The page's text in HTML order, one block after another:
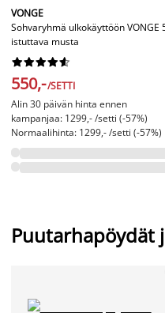
VONGE
Sohvaryhmä ulkokäyttöön VONGE
istuttava musta






550,-/SETTI
Alin 30 päivän hinta ennen
kampanjaa: 1299,- /setti (-57%)
Normaalihinta: 1299,- /setti (-57%)
Puutarhapöydät